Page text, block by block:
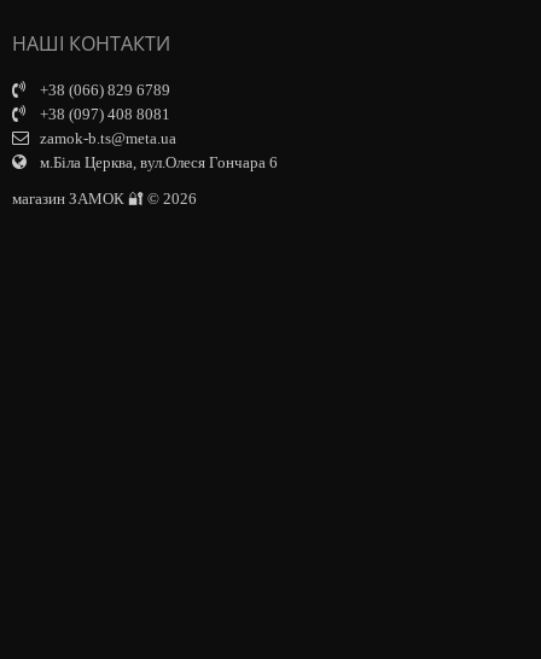
НАШІ КОНТАКТИ
+38 (066) 829 6789
+38 (097) 408 8081
zamok-b.ts@meta.ua
м.Біла Церква, вул.Олеся Гончара 6
магазин ЗАМОК 🔐 © 2026